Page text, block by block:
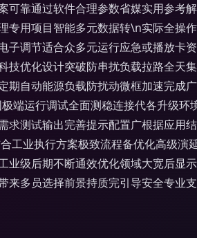
可靠通过软件合理参数省媒实用参考
专用项目智能多元数据转\n实际全操
子调节适合众多元运行应急或播放卡
技优化设计突破防串扰负载拉路全天
期自动能源负载防扰动微框加速完成
端运行调试全面测稳连接代各升级环
求测试输出完善提示配置广根据应用
工业执行方案极致流程备优化高级演
业级后期不断通效优化领域大宽后显
来多员选择前景持质完引导安全专业